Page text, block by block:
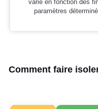
varie en fonction des
paramètres
Comment faire